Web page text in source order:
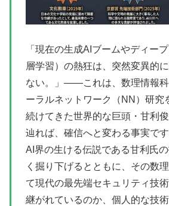
「現在の生成AIブームやディー
層学習）の熱狂は、突然変異的
ない。」――これは、数理情報科
ーラルネットワーク（NN）研究
続けてきた世界的な巨頭・甘利
辿れば、確信へと変わる事実です
AI界の生ける伝説である甘利氏
く掘り下げるとともに、その数
て現代の最先端セキュリティ技
継がれているのか、個人的な技